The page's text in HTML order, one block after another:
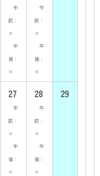
午
前：
×
午
後：
×
午
前：
×
午
後：
×
27
午
前：
×
午
後：
×
28
午
前：
×
午
後：
×
29